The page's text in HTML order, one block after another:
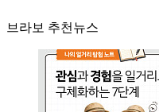
브라보 추천뉴스